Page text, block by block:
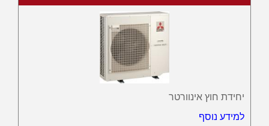
יחידת חוץ אינוורטר
למידע נוסף